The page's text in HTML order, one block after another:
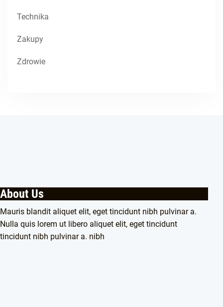
Technika
Zakupy
Zdrowie
About Us
Mauris blandit aliquet elit, eget tincidunt nibh pulvinar a.
Nulla quis lorem ut libero aliquet elit, eget tincidunt
tincidunt nibh pulvinar a. nibh